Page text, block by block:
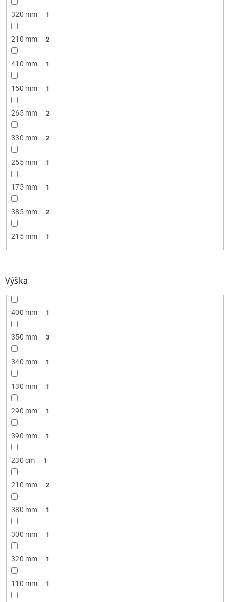
320 mm 1
210 mm 2
410 mm 1
150 mm 1
265 mm 2
330 mm 2
255 mm 1
175 mm 1
385 mm 2
215 mm 1
Výška
400 mm 1
350 mm 3
340 mm 1
130 mm 1
290 mm 1
390 mm 1
230 cm 1
210 mm 2
380 mm 1
300 mm 1
320 mm 1
110 mm 1